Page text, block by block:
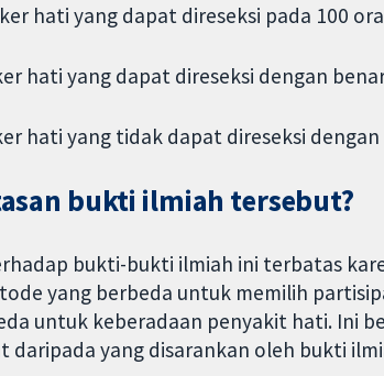
hati yang dapat direseksi pada 100
hati yang dapat direseksi dengan
hati yang tidak dapat direseksi
bukti ilmiah tersebut?
bukti-bukti ilmiah ini terbatas
yang berbeda untuk memilih
untuk keberadaan penyakit hati. Ini
daripada yang disarankan oleh bukti